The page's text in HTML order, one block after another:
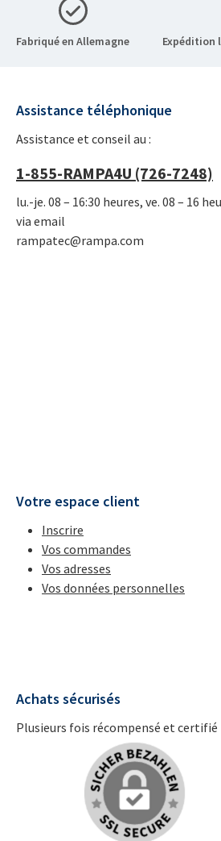
Fabriqué en Allemagne Expédition
Assistance téléphonique
Assistance et conseil au :
1-855-RAMPA4U (726-7248)
lu.-je. 08 – 16:30 heures, ve. 08 – 16
via email
rampatec@rampa.com
Votre espace client
Inscrire
Vos commandes
Vos adresses
Vos données personnelles
Achats sécurisés
Plusieurs fois récompensé et certifié